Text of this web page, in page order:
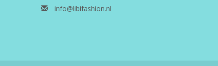
info@libifashion.nl